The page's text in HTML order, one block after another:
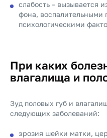
слабость – вызывается
фона, воспалительными
психологическими
При каких
влагалища и
Зуд половых губ и
следующих заболеваний:
эрозия шейки матки,